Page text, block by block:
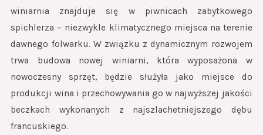
winiarnia znajduje się w piwnicach zabytkowego
spichlerza – niezwykle klimatycznego miejsca na terenie
dawnego folwarku. W związku z dynamicznym rozwojem
trwa budowa nowej winiarni, która wyposażona w
nowoczesny sprzęt, będzie służyła jako miejsce do
produkcji wina i przechowywania go w najwyższej jakości
beczkach wykonanych z najszlachetniejszego dębu
francuskiego.